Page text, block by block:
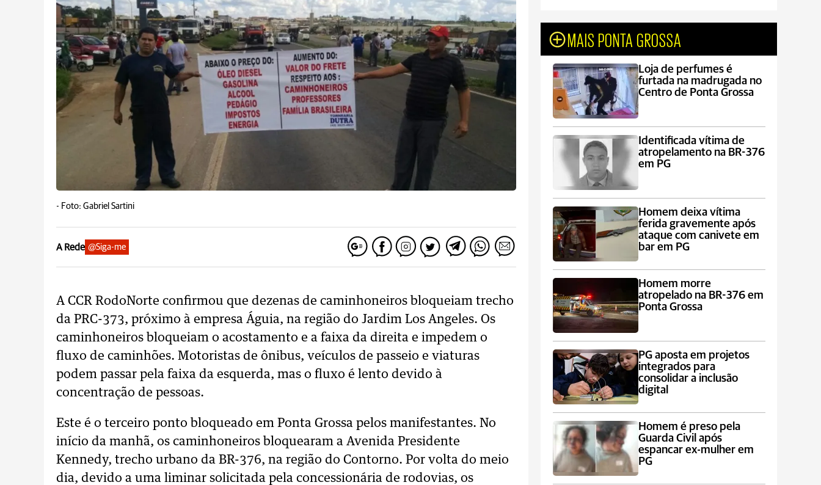
- Foto: Gabriel Sartini
A Rede @Siga-me
A CCR RodoNorte confirmou que dezenas de caminhoneiros bloqueiam trecho
da PRC-373, próximo à empresa Águia, na região do Jardim Los Angeles. Os
caminhoneiros bloqueiam o acostamento e a faixa da direita e impedem o
fluxo de caminhões. Motoristas de ônibus, veículos de passeio e viaturas
podem passar pela faixa da esquerda, mas o fluxo é lento devido à
concentração de pessoas.
Este é o terceiro ponto bloqueado em Ponta Grossa pelos manifestantes. No
início da manhã, os caminhoneiros bloquearam a Avenida Presidente
Kennedy, trecho urbano da BR-376, na região do Contorno. Por volta do meio
dia, devido a uma liminar solicitada pela concessionária de rodovias, os
MAIS PONTA GROSSA
Loja de perfumes é
furtada na madrugada no
Centro de Ponta Grossa
Identificada vítima de
atropelamento na BR-376
em PG
Homem deixa vítima
ferida gravemente após
ataque com canivete em
bar em PG
Homem morre
atropelado na BR-376 em
Ponta Grossa
PG aposta em projetos
integrados para
consolidar a inclusão
digital
Homem é preso pela
Guarda Civil após
espancar ex-mulher em
PG